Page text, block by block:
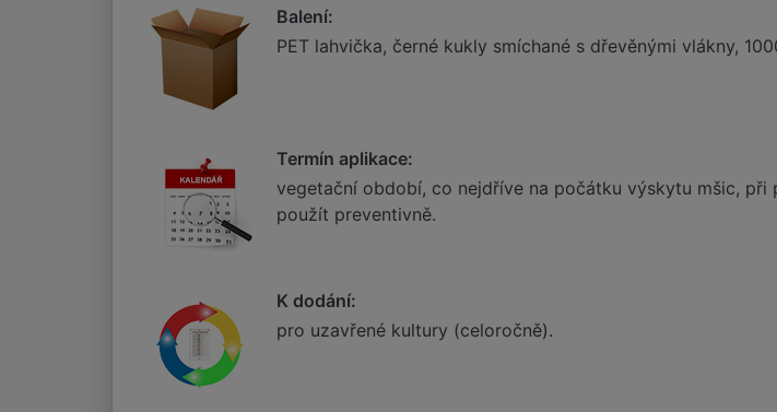
Balení:
PET lahvička, černé kukly smíchané s dřevěnými vlákny,
Termín aplikace:
vegetační období, co nejdříve na počátku výskytu mšic,
použít preventivně.
K dodání:
pro uzavřené kultury (celoročně).